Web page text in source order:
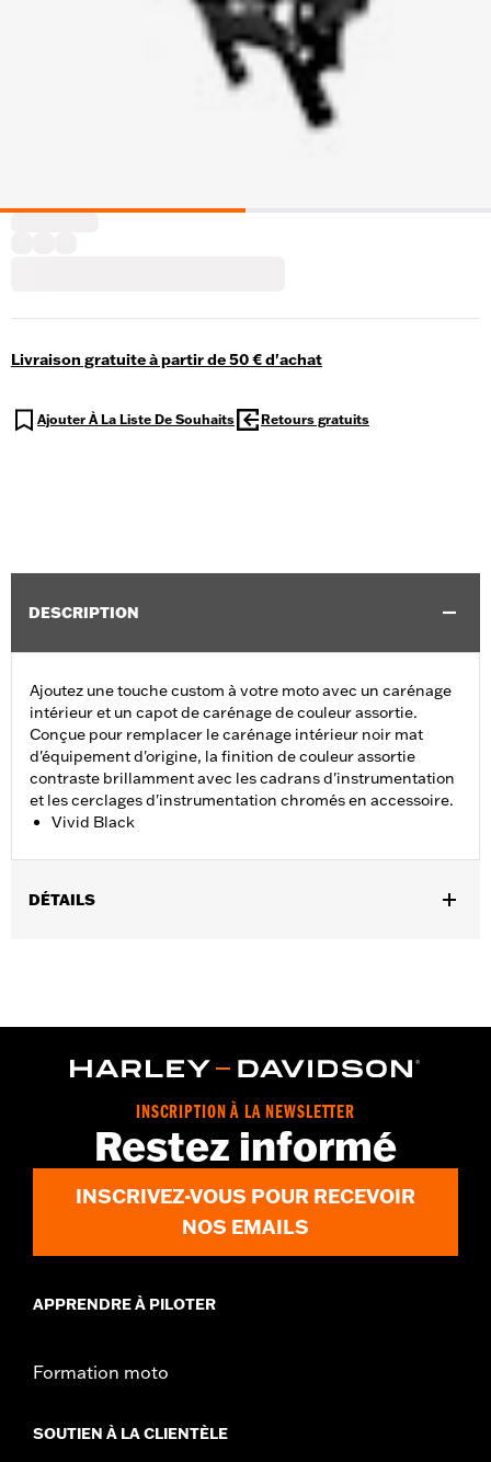
Livraison gratuite à partir de 50 € d'achat
Ajouter À La Liste De Souhaits Retours gratuits
DESCRIPTION
Ajoutez une touche custom à votre moto avec un carénage
intérieur et un capot de carénage de couleur assortie.
Conçue pour remplacer le carénage intérieur noir mat
d'équipement d'origine, la finition de couleur assortie
contraste brillamment avec les cadrans d'instrumentation
et les cerclages d'instrumentation chromés en accessoire.
Vivid Black
DÉTAILS
Additional Colors Available
INSCRIPTION À LA NEWSLETTER
Restez informé
INSCRIVEZ-VOUS POUR RECEVOIR
NOS EMAILS
APPRENDRE À PILOTER
Formation moto
SOUTIEN À LA CLIENTÈLE